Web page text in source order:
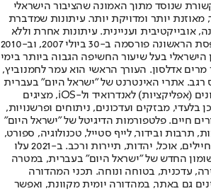
שנוסד מתוך האמונה שהציבור הישראלי
מאוזנת יותר ומדויקת יותר. עיתונות שמדברת
אובייקטיבית ועניינית. עיתונות אחרת וללא
תשלום. המהדורה המודפסת הראשונה פורסמה ב-30 ביולי 2007, וב-2010
הישראלי בעל שיעור החשיפה הגבוה ביותר בימי
מרים אדלסון. העורך הראשי הוא עמר לחמנוביץ,
רגב. אתרי האינטרנט של "ישראל היום" בעברית
ובאנגלית, כמו כן היישומונים (אפליקציות) לאנדרואיד ול-iOS, מציגים
בלעדי, מבזקים ועדכונים, ניתוחים ופרשנויות,
חיים. פלטפורמות הדיגיטל של "ישראל היום"
תרבות ובידור, לייף סטייל, טכנולוגיה, ספורט,
כלכלה וצרכנות, בריאות, חיילים, אוכל, יהדות, תיירות ורכב. ב-2021 עלו
החדש של "ישראל היום" בעברית, במטרה
עדכנית, בטוחה ונוחה. תכני המהדורה
גם באתר, במהדורה יומית מקוונת, ואפשר